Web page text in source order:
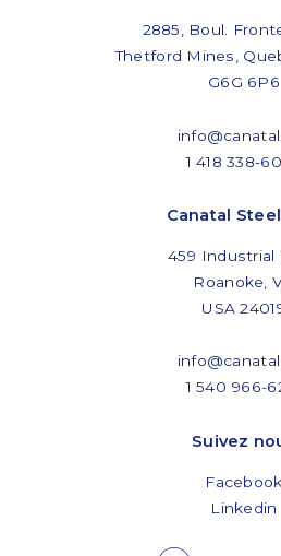
2885, Boul.
Thetford Mines,
G6G 6P6
1 418 338-
Canatal
459 Industrial
Roanoke,
USA
1 540 966-
Suivez
Facebook
Linkedin